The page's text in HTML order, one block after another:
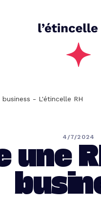
- L'étincelle RH
4/7/2024
une